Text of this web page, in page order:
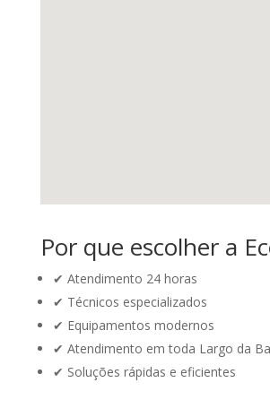
Por que escolher a
✔ Atendimento 24 horas
✔ Técnicos especializados
✔ Equipamentos modernos
✔ Atendimento em toda Largo da
✔ Soluções rápidas e eficientes